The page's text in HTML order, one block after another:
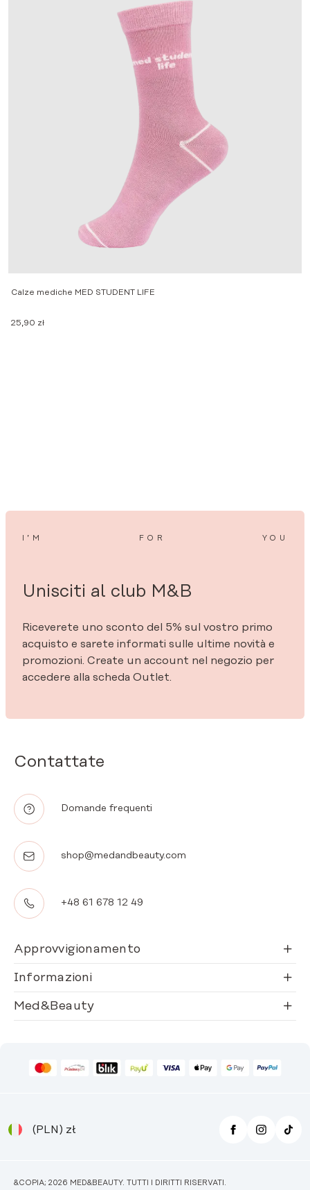
Calze mediche MED STUDENT LIFE
25,90 zł
Contattate
Domande frequenti
shop@medandbeauty.com
+48 61 678 12 49
Approvvigionamento
Informazioni
Med&Beauty
I’M FOR YOU
Unisciti al club M&B
Riceverete uno sconto del 5% sul vostro primo
acquisto e sarete informati sulle ultime novità e
promozioni. Create un account nel negozio per
accedere alla scheda Outlet.
(PLN) zł
&COPIA; 2026 MED&BEAUTY. TUTTI I DIRITTI RISERVATI.